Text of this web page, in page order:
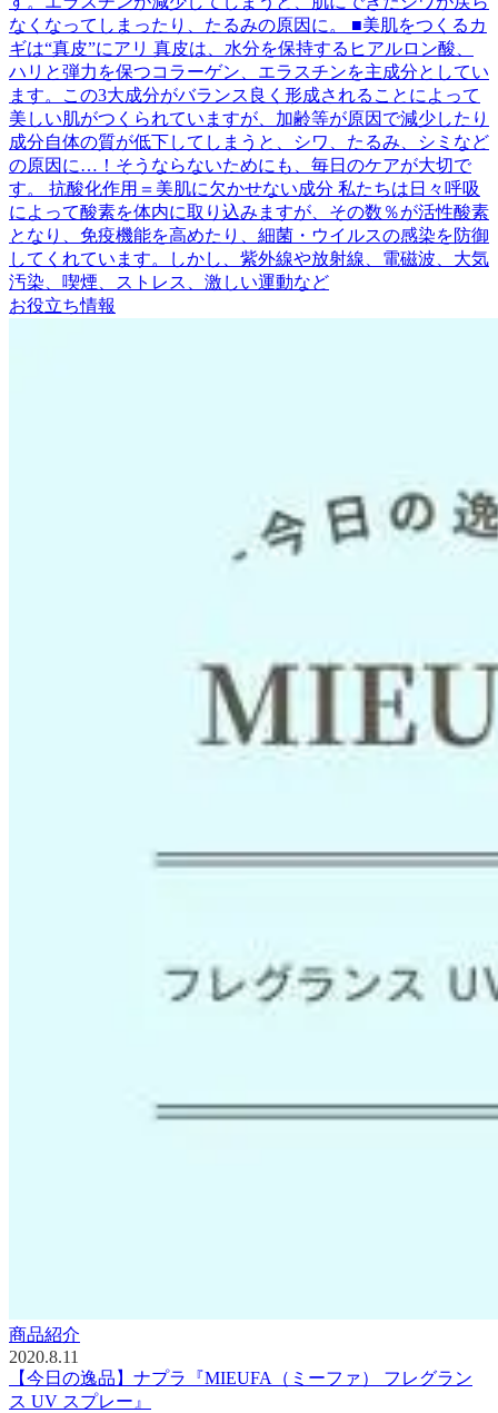
なくなってしまったり、たるみの原因に。 ■美肌をつくるカ
ギは“真皮”にアリ 真皮は、水分を保持するヒアルロン酸、
ハリと弾力を保つコラーゲン、エラスチンを主成分としてい
ます。この3大成分がバランス良く形成されることによって
美しい肌がつくられていますが、加齢等が原因で減少したり
成分自体の質が低下してしまうと、シワ、たるみ、シミなど
の原因に…！そうならないためにも、毎日のケアが大切で
す。 抗酸化作用＝美肌に欠かせない成分 私たちは日々呼吸
によって酸素を体内に取り込みますが、その数％が活性酸素
となり、免疫機能を高めたり、細菌・ウイルスの感染を防御
してくれています。しかし、紫外線や放射線、電磁波、大気
汚染、喫煙、ストレス、激しい運動など
お役立ち情報
商品紹介
2020.8.11
【今日の逸品】ナプラ『MIEUFA（ミーファ） フレグラン
ス UV スプレー』